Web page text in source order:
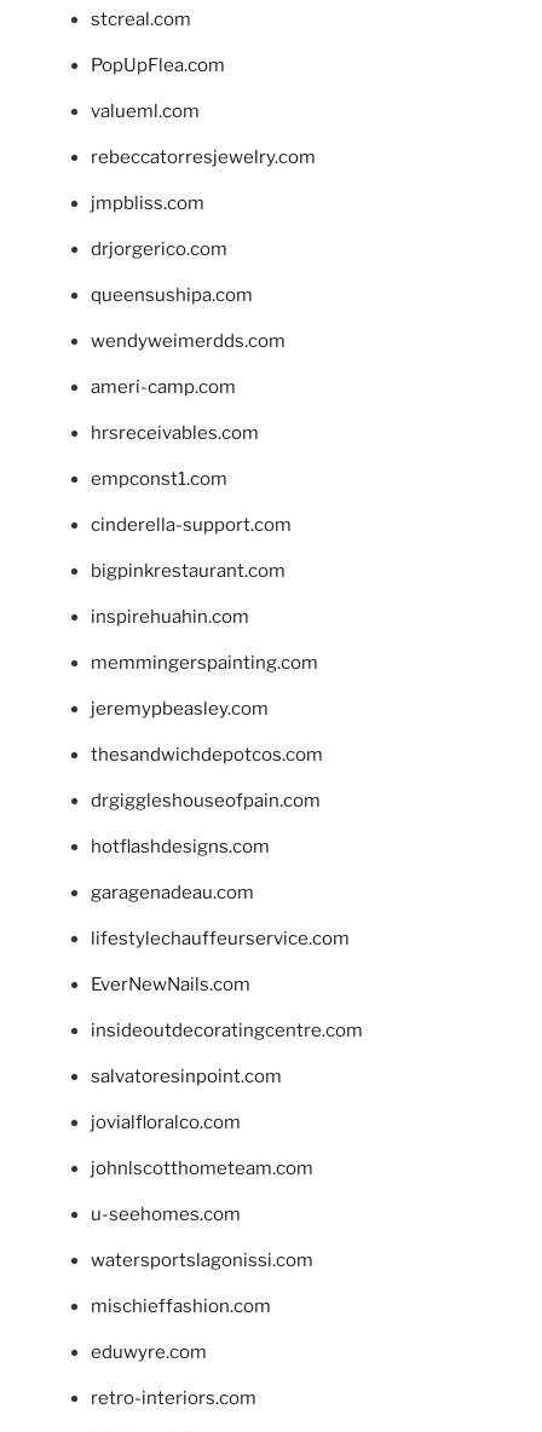
stcreal.com
PopUpFlea.com
valueml.com
rebeccatorresjewelry.com
jmpbliss.com
drjorgerico.com
queensushipa.com
wendyweimerdds.com
ameri-camp.com
hrsreceivables.com
empconst1.com
cinderella-support.com
bigpinkrestaurant.com
inspirehuahin.com
memmingerspainting.com
jeremypbeasley.com
thesandwichdepotcos.com
drgiggleshouseofpain.com
hotflashdesigns.com
garagenadeau.com
lifestylechauffeurservice.com
EverNewNails.com
insideoutdecoratingcentre.com
salvatoresinpoint.com
jovialfloralco.com
johnlscotthometeam.com
u-seehomes.com
watersportslagonissi.com
mischieffashion.com
eduwyre.com
retro-interiors.com